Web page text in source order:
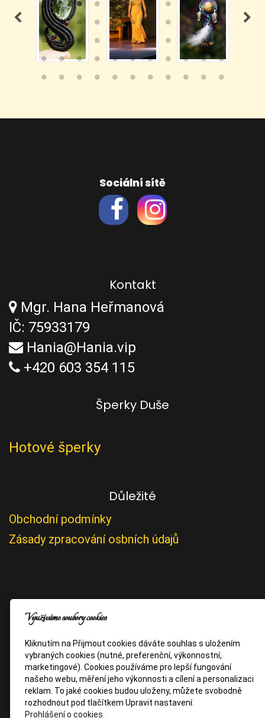
Sociální sítě
Kontakt
Mgr. Hana Heřmanová
IČ: 75933179
Hania@Hania.vip
+420 603 354 115
Šperky Duše
Hotové šperky
Důležité
Obchodní podmínky
Zásady zpracování osbních údajů
Využíváme soubory cookies
Kliknutím na Přijmout cookies dáváte souhlas s uložením
vybraných cookies (nutné, preferenční, výkonnostní,
marketingové). Cookies používáme pro lepší fungování
našeho webu, měření jeho výkonnosti a cílení a personalizaci
reklam. To jaké cookies budou uloženy, můžete svobodně
rozhodnout pod tlačítkem Upravit nastavení.
Prohlášení o cookies.